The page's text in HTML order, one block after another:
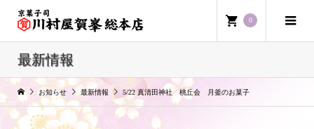
0
最新情報
お知らせ 最新情報 5/22 真清田神社 桃丘会 月釜のお菓子